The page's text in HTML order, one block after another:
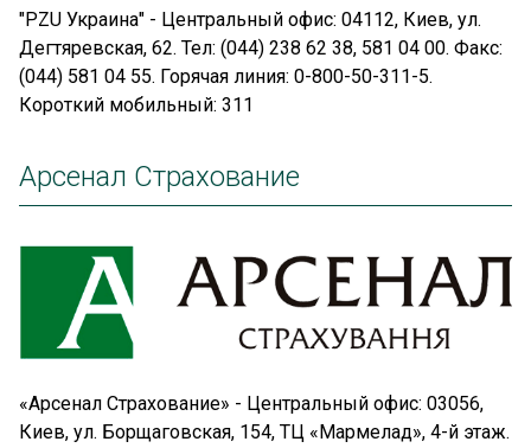
"PZU Украина" - Центральный офис: 04112, Киев, ул.
Дегтяревская, 62. Тел: (044) 238 62 38, 581 04 00. Факс:
(044) 581 04 55. Горячая линия: 0-800-50-311-5.
Короткий мобильный: 311
Арсенал Страхование
«Арсенал Страхование» - Центральный офис: 03056,
Киев, ул. Борщаговская, 154, ТЦ «Мармелад», 4-й этаж.